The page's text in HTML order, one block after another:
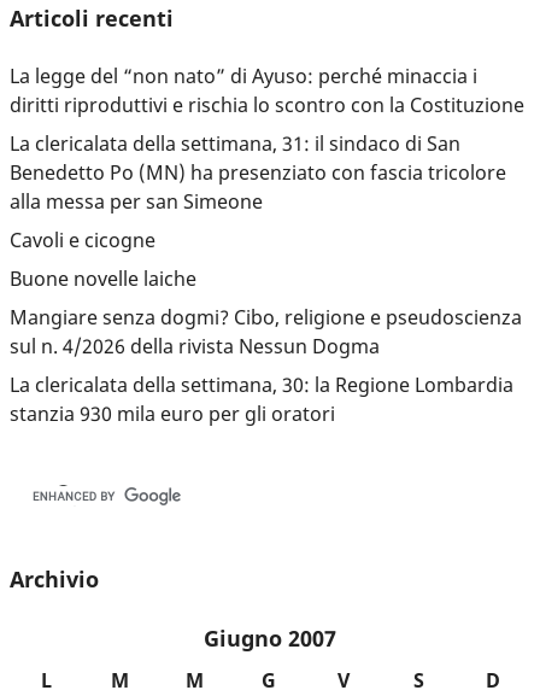
Articoli recenti
La legge del “non nato” di Ayuso: perché minaccia i
diritti riproduttivi e rischia lo scontro con la Costituzione
La clericalata della settimana, 31: il sindaco di San
Benedetto Po (MN) ha presenziato con fascia tricolore
alla messa per san Simeone
Cavoli e cicogne
Buone novelle laiche
Mangiare senza dogmi? Cibo, religione e pseudoscienza
sul n. 4/2026 della rivista Nessun Dogma
La clericalata della settimana, 30: la Regione Lombardia
stanzia 930 mila euro per gli oratori
Archivio
Giugno 2007
L M M G V S
D